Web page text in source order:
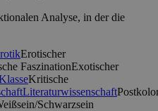
Analyse, in der die
Erotischer
FaszinationExotischer
Kritische
Literaturwissenschaft
Schwarzsein